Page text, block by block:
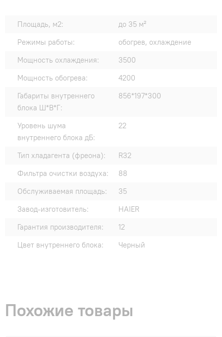
Площадь, м2:
до 35 м²
Режимы работы:
обогрев, охлаждение
Мощность охлаждения:
3500
Мощность обогрева:
4200
Габариты внутреннего
блока Ш*В*Г:
856*197*300
Уровень шума
внутреннего блока дБ:
22
Тип хладагента (фреона):
R32
Фильтра очистки воздуха:
88
Обслуживаемая площадь:
35
Завод-изготовитель:
HAIER
Гарантия производителя:
12
Цвет внутреннего блока:
Черный
Похожие товары